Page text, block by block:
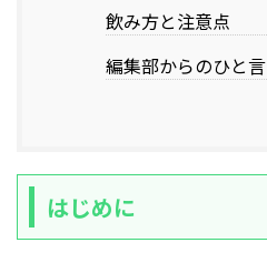
飲み方と注意点
編集部からのひと言
はじめに